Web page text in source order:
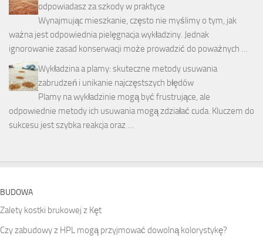
odpowiadasz za szkody w praktyce
Wynajmując mieszkanie, często nie myślimy o tym, jak
ważna jest odpowiednia pielęgnacja wykładziny. Jednak
ignorowanie zasad konserwacji może prowadzić do poważnych …
Wykładzina a plamy: skuteczne metody usuwania
zabrudzeń i unikanie najczęstszych błędów
Plamy na wykładzinie mogą być frustrujące, ale
odpowiednie metody ich usuwania mogą zdziałać cuda. Kluczem do
sukcesu jest szybka reakcja oraz …
BUDOWA
Zalety kostki brukowej z Kęt
Czy zabudowy z HPL mogą przyjmować dowolną kolorystykę?